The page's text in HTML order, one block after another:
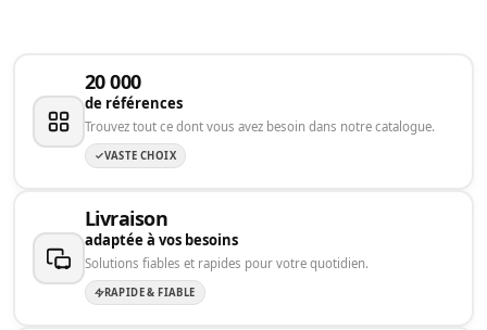
20 000
de références
Trouvez tout ce dont vous avez besoin dans notre catalogue.
VASTE CHOIX
Livraison
adaptée à vos besoins
Solutions fiables et rapides pour votre quotidien.
RAPIDE & FIABLE